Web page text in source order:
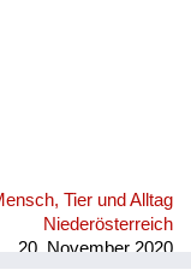
Tier und Alltag
Niederösterreich
20. November 2020